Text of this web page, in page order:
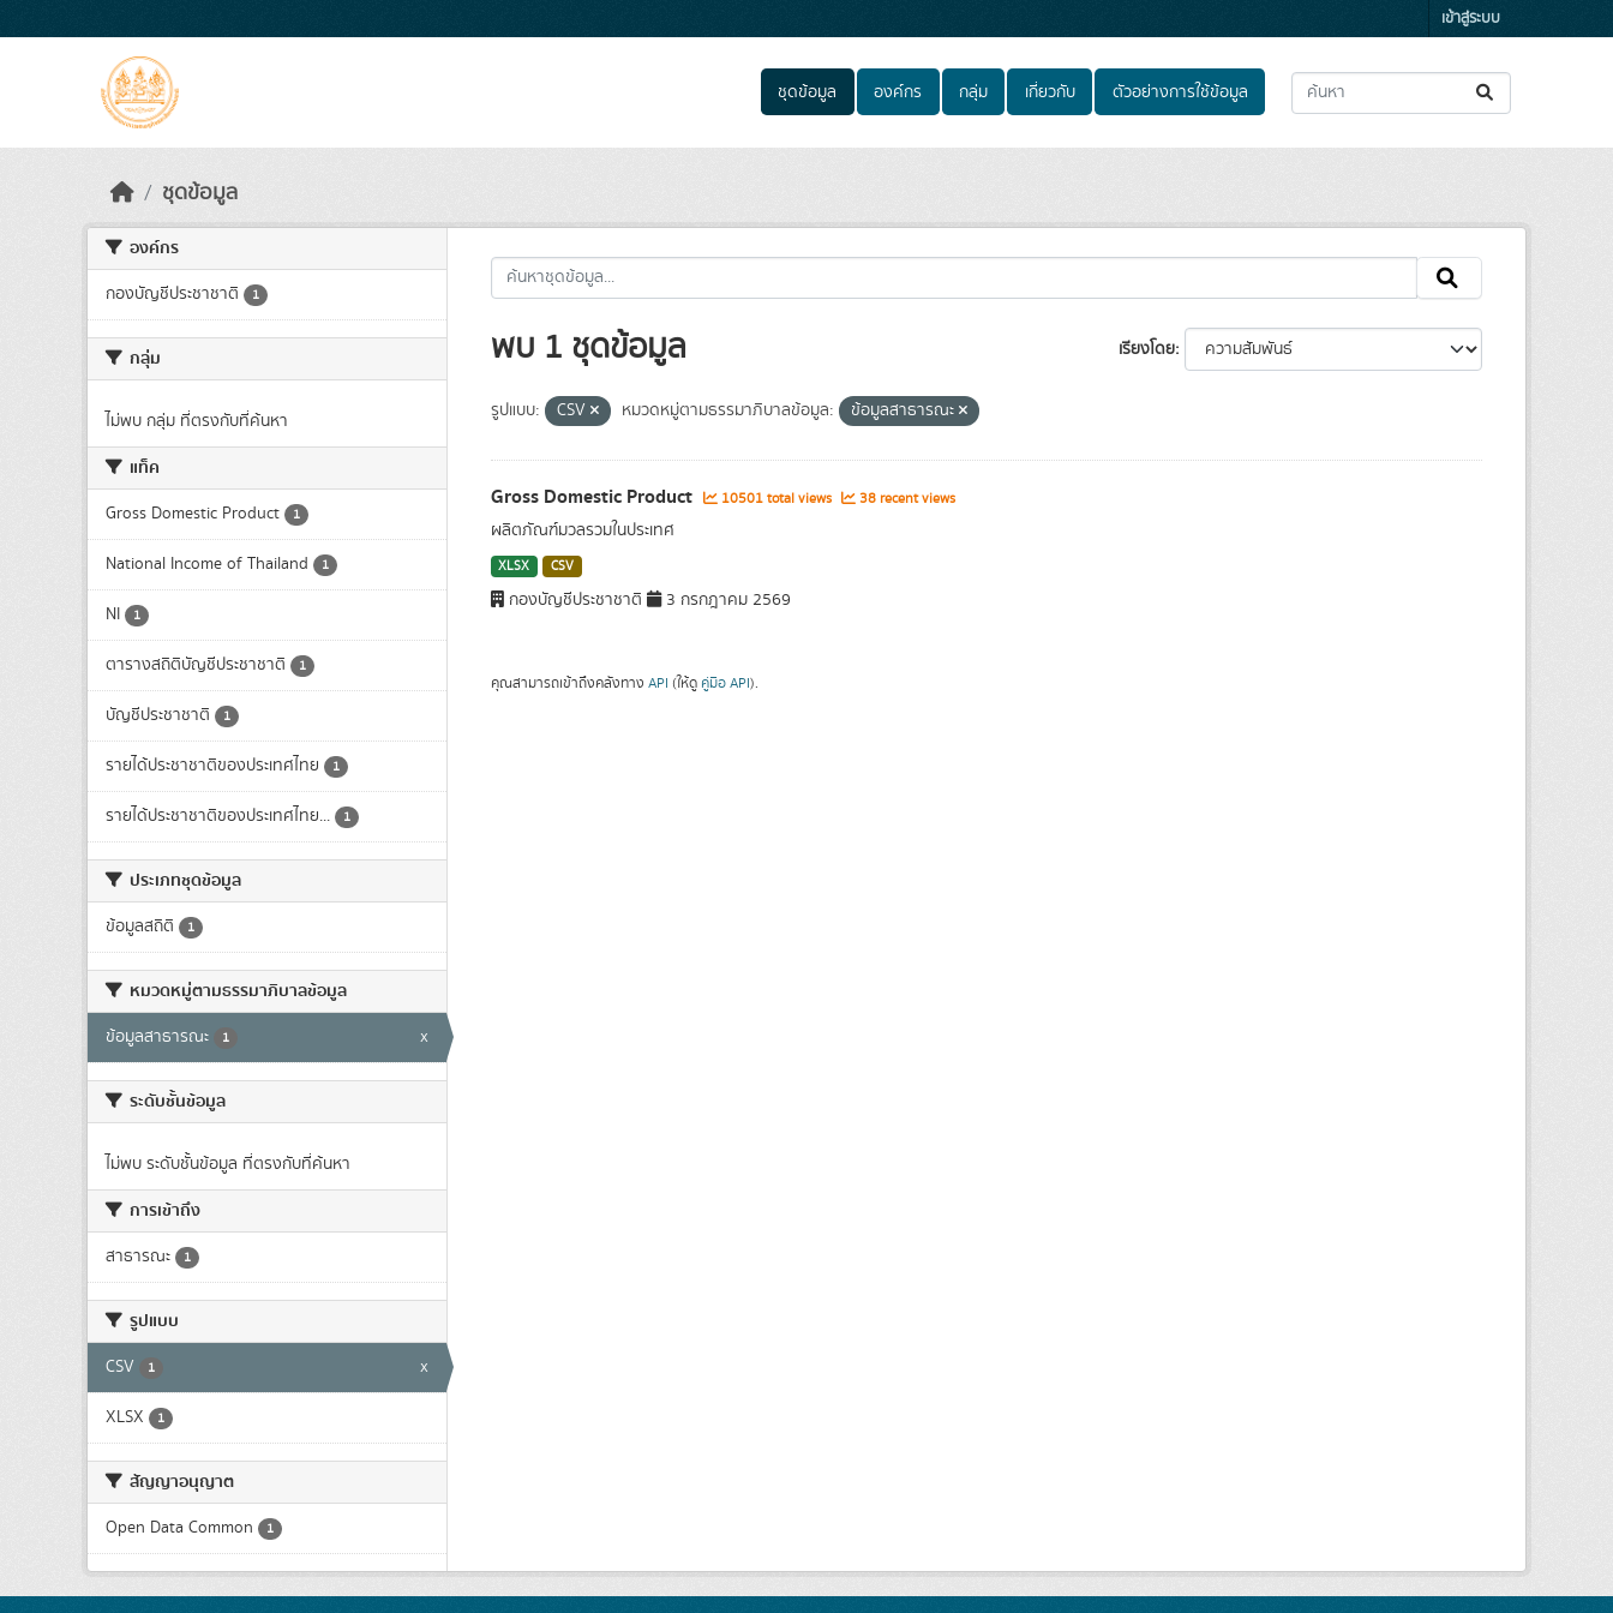
เข้าสู่ระบบ
ชุดข้อมูล องค์กร กลุ่ม เกี่ยวกับ ตัวอย่างการใช้ข้อมูล
ชุดข้อมูล
องค์กร
กองบัญชีประชาชาติ 1
กลุ่ม
ไม่พบ กลุ่ม ที่ตรงกับที่ค้นหา
แท็ค
Gross Domestic Product 1
National Income of Thailand 1
NI 1
ตารางสถิติบัญชีประชาชาติ 1
บัญชีประชาชาติ 1
รายได้ประชาชาติของประเทศไทย 1
รายได้ประชาชาติของประเทศไทย... 1
ประเภทชุดข้อมูล
ข้อมูลสถิติ 1
หมวดหมู่ตามธรรมาภิบาลข้อมูล
ข้อมูลสาธารณะ 1 x
ระดับชั้นข้อมูล
ไม่พบ ระดับชั้นข้อมูล ที่ตรงกับที่ค้นหา
การเข้าถึง
สาธารณะ 1
รูปแบบ
CSV 1 x
XLSX 1
สัญญาอนุญาต
Open Data Common 1
เรียงโดย
พบ 1 ชุดข้อมูล
รูปแบบ: CSV หมวดหมู่ตามธรรมาภิบาลข้อมูล: ข้อมูลสาธารณะ
Gross Domestic Product 10501 total views 38 recent views
ผลิตภัณฑ์มวลรวมในประเทศ
XLSX CSV
กองบัญชีประชาชาติ 3 กรกฎาคม 2569
คุณสามารถเข้าถึงคลังทาง API (ให้ดู คู่มือ API).